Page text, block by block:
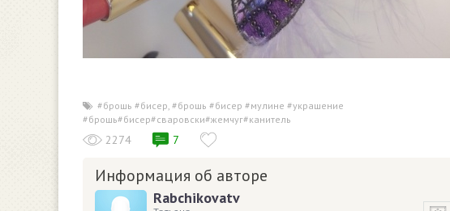
#брошь #бисер, #брошь #бисер #мулине #украшение
#брошь#бисер#сваровски#жемчуг#канитель
2274 7
Информация об авторе
Rabchikovatv